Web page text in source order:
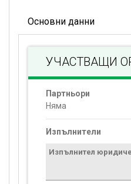
Основни данни
УЧАСТВАЩИ
Партньори
Няма
Изпълнители
Изпълнител